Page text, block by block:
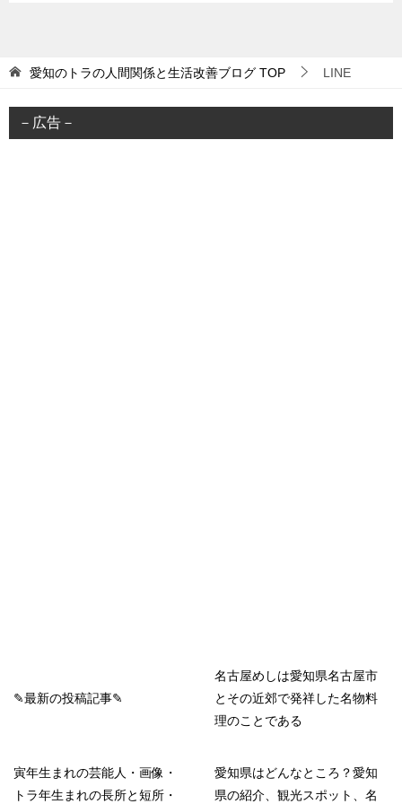
愛知のトラの人間関係と生活改善ブログ TOP LINE
－広告－
✎最新の投稿記事✎
名古屋めしは愛知県名古屋市
とその近郊で発祥した名物料
理のことである
寅年生まれの芸能人・画像・
トラ年生まれの長所と短所・
愛知県はどんなところ？愛知
県の紹介、観光スポット、名